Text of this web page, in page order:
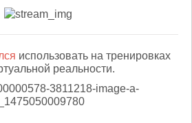
использовать на тренировках
реальности.